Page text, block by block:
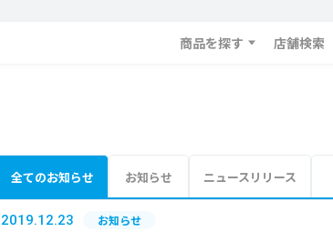
商品を探す 店舗検索
全てのお知らせ お知らせ ニュースリリース
2019.12.23 お知らせ